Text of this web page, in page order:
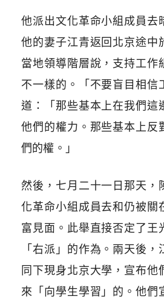
他派出文化革命小組成員去
他的妻子江青返回北京途中
當地領導階層說，支持工作
不一樣的。「不要盲目相信
道：「那些基本上在我們這
他們的權力。那些基本上反
們的權。」
然後，七月二十一日那天，
化革命小組成員去和仍被關
富見面。此舉直接否定了王
「右派」的作為。兩天後
同下現身北京大學，宣布他
來「向學生學習」的。他們